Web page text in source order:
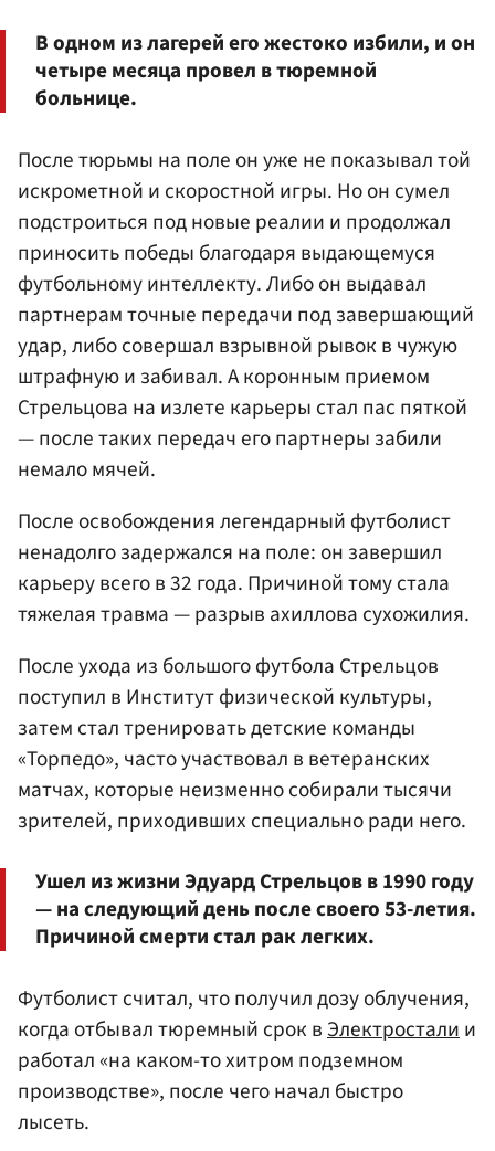
В одном из лагерей его жестоко избили, и он
четыре месяца провел в тюремной
больнице.
После тюрьмы на поле он уже не показывал той
искрометной и скоростной игры. Но он сумел
подстроиться под новые реалии и продолжал
приносить победы благодаря выдающемуся
футбольному интеллекту. Либо он выдавал
партнерам точные передачи под завершающий
удар, либо совершал взрывной рывок в чужую
штрафную и забивал. А коронным приемом
Стрельцова на излете карьеры стал пас пяткой
— после таких передач его партнеры забили
немало мячей.
После освобождения легендарный футболист
ненадолго задержался на поле: он завершил
карьеру всего в 32 года. Причиной тому стала
тяжелая травма — разрыв ахиллова сухожилия.
После ухода из большого футбола Стрельцов
поступил в Институт физической культуры,
затем стал тренировать детские команды
«Торпедо», часто участвовал в ветеранских
матчах, которые неизменно собирали тысячи
зрителей, приходивших специально ради него.
Ушел из жизни Эдуард Стрельцов в 1990 году
— на следующий день после своего 53-летия.
Причиной смерти стал рак легких.
Футболист считал, что получил дозу облучения,
когда отбывал тюремный срок вЭлектросталии
работал «на каком-то хитром подземном
производстве», после чего начал быстро
лысеть.